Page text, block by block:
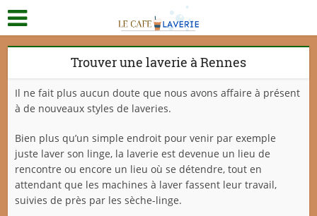
Trouver une laverie à Rennes
Il ne fait plus aucun doute que nous avons affaire à présent
à de nouveaux styles de laveries.
Bien plus qu’un simple endroit pour venir par exemple
juste laver son linge, la laverie est devenue un lieu de
rencontre ou encore un lieu où se détendre, tout en
attendant que les machines à laver fassent leur travail,
suivies de près par les sèche-linge.